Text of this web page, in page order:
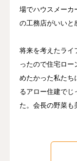
場でハウスメーカ
の工務店がいいと
将来を考えたライ
ったので住宅ロ
めたかった私たち
るアロー住建でじ
た。会長の野菜も